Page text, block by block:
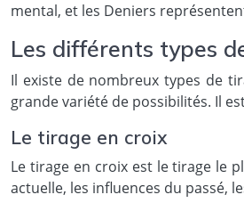
mental, et les Deniers
Les différents types
Il existe de nombreux types de
grande variété de possibilités. Il
Le tirage en croix
Le tirage en croix est le tirage le
actuelle, les influences du passé,